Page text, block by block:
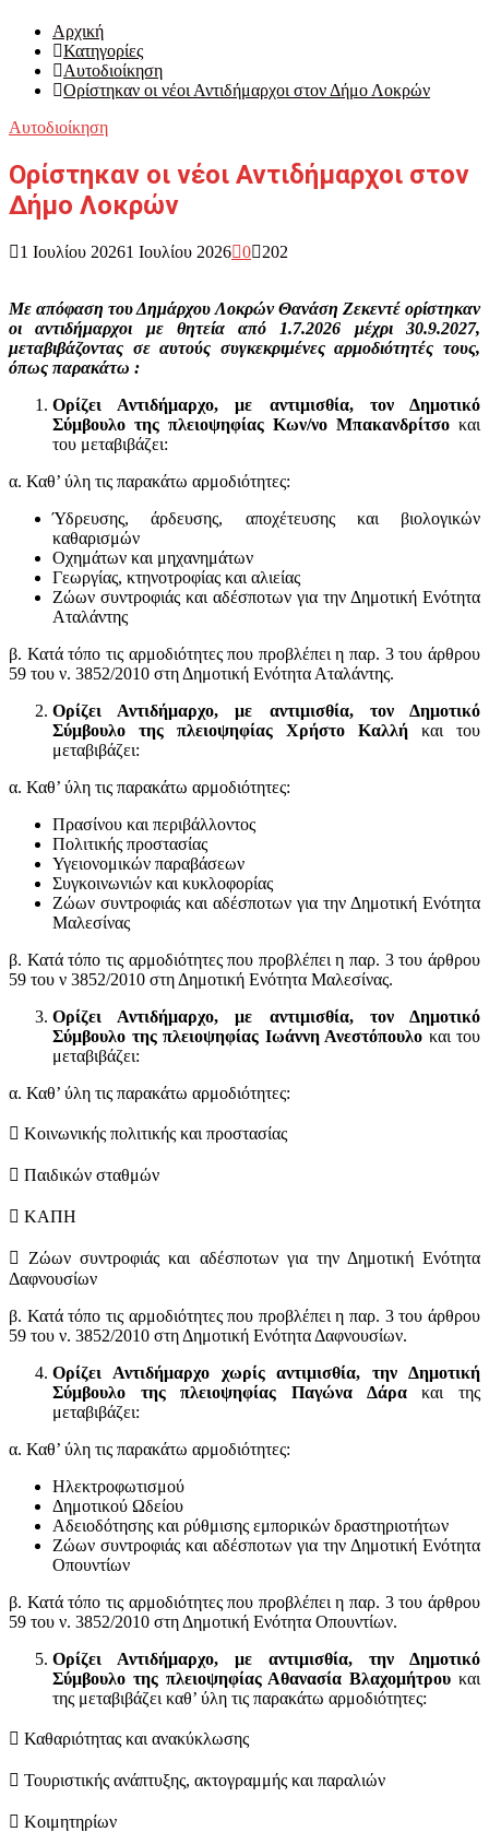
Αρχική
Κατηγορίες
Αυτοδιοίκηση
Ορίστηκαν οι νέοι Αντιδήμαρχοι στον Δήμο Λοκρών
Αυτοδιοίκηση
Ορίστηκαν οι νέοι Αντιδήμαρχοι στον
Δήμο Λοκρών
1 Ιουλίου 20261 Ιουλίου 2026 0 202
Με απόφαση του Δημάρχου Λοκρών Θανάση Ζεκεντέ ορίστηκαν
οι αντιδήμαρχοι με θητεία από 1.7.2026 μέχρι 30.9.2027,
μεταβιβάζοντας σε αυτούς συγκεκριμένες αρμοδιότητές τους,
όπως παρακάτω :
Ορίζει Αντιδήμαρχο, με αντιμισθία, τον Δημοτικό
Σύμβουλο της πλειοψηφίας Κων/νο Μπακανδρίτσο και
του μεταβιβάζει:
α. Καθ’ ύλη τις παρακάτω αρμοδιότητες:
Ύδρευσης, άρδευσης, αποχέτευσης και βιολογικών
καθαρισμών
Οχημάτων και μηχανημάτων
Γεωργίας, κτηνοτροφίας και αλιείας
Ζώων συντροφιάς και αδέσποτων για την Δημοτική Ενότητα
Αταλάντης
β. Κατά τόπο τις αρμοδιότητες που προβλέπει η παρ. 3 του άρθρου
59 του ν. 3852/2010 στη Δημοτική Ενότητα Αταλάντης.
Ορίζει Αντιδήμαρχο, με αντιμισθία, τον Δημοτικό
Σύμβουλο της πλειοψηφίας Χρήστο Καλλή και του
μεταβιβάζει:
α. Καθ’ ύλη τις παρακάτω αρμοδιότητες:
Πρασίνου και περιβάλλοντος
Πολιτικής προστασίας
Υγειονομικών παραβάσεων
Συγκοινωνιών και κυκλοφορίας
Ζώων συντροφιάς και αδέσποτων για την Δημοτική Ενότητα
Μαλεσίνας
β. Κατά τόπο τις αρμοδιότητες που προβλέπει η παρ. 3 του άρθρου
59 του ν 3852/2010 στη Δημοτική Ενότητα Μαλεσίνας.
Ορίζει Αντιδήμαρχο, με αντιμισθία, τον Δημοτικό
Σύμβουλο της πλειοψηφίας Ιωάννη Ανεστόπουλο και του
μεταβιβάζει:
α. Καθ’ ύλη τις παρακάτω αρμοδιότητες:
 Κοινωνικής πολιτικής και προστασίας
 Παιδικών σταθμών
 ΚΑΠΗ
 Ζώων συντροφιάς και αδέσποτων για την Δημοτική Ενότητα
Δαφνουσίων
β. Κατά τόπο τις αρμοδιότητες που προβλέπει η παρ. 3 του άρθρου
59 του ν. 3852/2010 στη Δημοτική Ενότητα Δαφνουσίων.
Ορίζει Αντιδήμαρχο χωρίς αντιμισθία, την Δημοτική
Σύμβουλο της πλειοψηφίας Παγώνα Δάρακαι της
μεταβιβάζει:
α. Καθ’ ύλη τις παρακάτω αρμοδιότητες:
Ηλεκτροφωτισμού
Δημοτικού Ωδείου
Αδειοδότησης και ρύθμισης εμπορικών δραστηριοτήτων
Ζώων συντροφιάς και αδέσποτων για την Δημοτική Ενότητα
Οπουντίων
β. Κατά τόπο τις αρμοδιότητες που προβλέπει η παρ. 3 του άρθρου
59 του ν. 3852/2010 στη Δημοτική Ενότητα Οπουντίων.
Ορίζει Αντιδήμαρχο, με αντιμισθία, την Δημοτικό
Σύμβουλο της πλειοψηφίας Αθανασία Βλαχομήτρου και
της μεταβιβάζει καθ’ ύλη τις παρακάτω αρμοδιότητες:
 Καθαριότητας και ανακύκλωσης
 Τουριστικής ανάπτυξης, ακτογραμμής και παραλιών
 Κοιμητηρίων